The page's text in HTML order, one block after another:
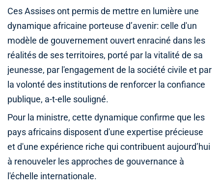
Ces Assises ont permis de mettre en lumière une
dynamique africaine porteuse d’avenir: celle d'un
modèle de gouvernement ouvert enraciné dans les
réalités de ses territoires, porté par la vitalité de sa
jeunesse, par l'engagement de la société civile et par
la volonté des institutions de renforcer la confiance
publique, a-t-elle souligné.
Pour la ministre, cette dynamique confirme que les
pays africains disposent d'une expertise précieuse
et d'une expérience riche qui contribuent aujourd’hui
à renouveler les approches de gouvernance à
l'échelle internationale.